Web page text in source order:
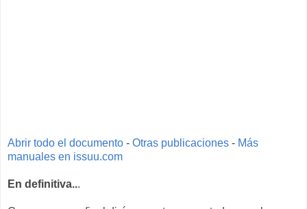
Abrir todo el documento - Otras publicaciones - Más
manuales en issuu.com
En definitiva...